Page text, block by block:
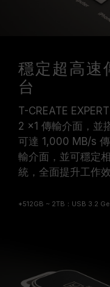
穩定超高速
台
T-CREATE
2 x1 傳輸介面，並
可達 1,000 MB/s
輸介面，並可穩定
統，全面提升工作
*512GB ~ 2TB：USB 3.2